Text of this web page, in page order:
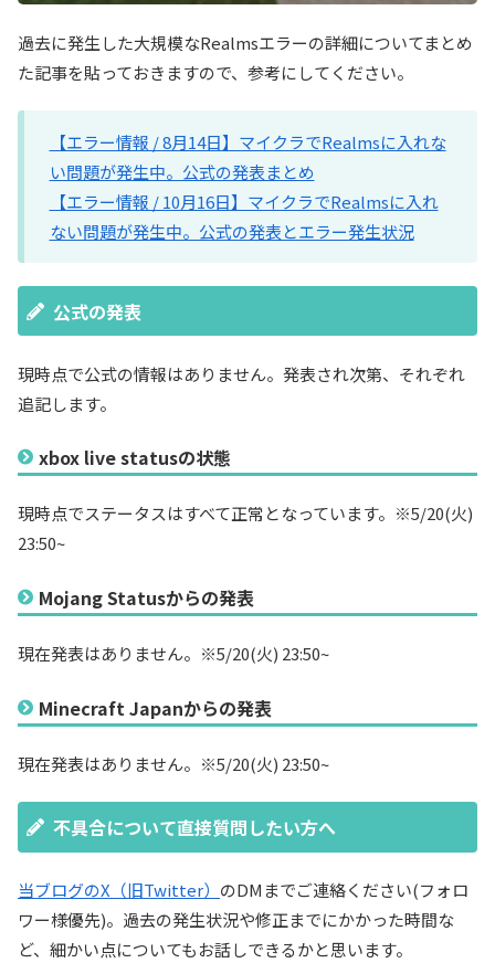
過去に発生した大規模なRealmsエラーの詳細についてまとめ
た記事を貼っておきますので、参考にしてください。
【エラー情報 / 8月14日】マイクラでRealmsに入れな
い問題が発生中。公式の発表まとめ
【エラー情報 / 10月16日】マイクラでRealmsに入れ
ない問題が発生中。公式の発表とエラー発生状況
公式の発表
現時点で公式の情報はありません。発表され次第、それぞれ
追記します。
xbox live statusの状態
現時点でステータスはすべて正常となっています。※5/20(火)
23:50~
Mojang Statusからの発表
現在発表はありません。※5/20(火) 23:50~
Minecraft Japanからの発表
現在発表はありません。※5/20(火) 23:50~
不具合について直接質問したい方へ
当ブログのX（旧Twitter） のDMまでご連絡ください(フォロ
ワー様優先)。過去の発生状況や修正までにかかった時間な
ど、細かい点についてもお話しできるかと思います。